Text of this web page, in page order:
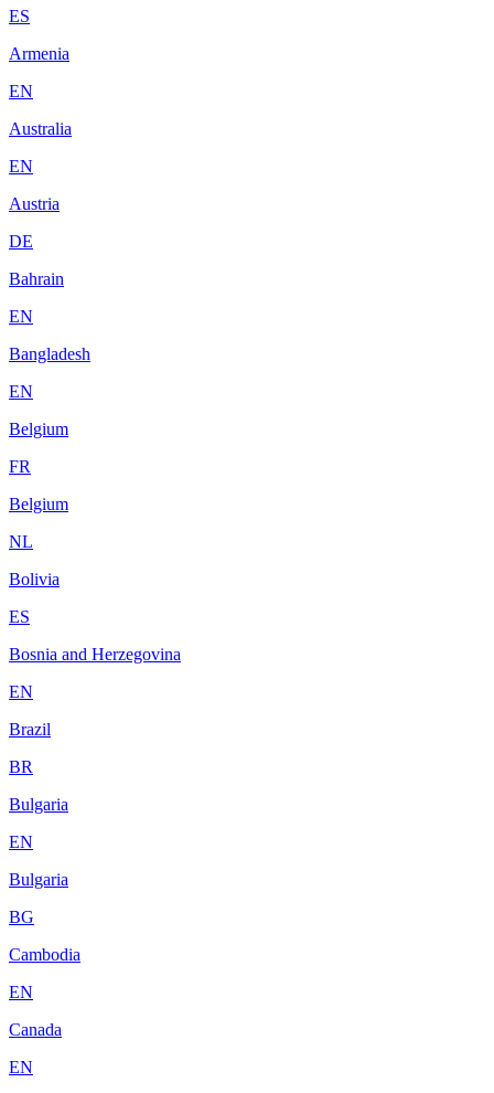
ES
Armenia
EN
Australia
EN
Austria
DE
Bahrain
EN
Bangladesh
EN
Belgium
FR
Belgium
NL
Bolivia
ES
Bosnia and Herzegovina
EN
Brazil
BR
Bulgaria
EN
Bulgaria
BG
Cambodia
EN
Canada
EN